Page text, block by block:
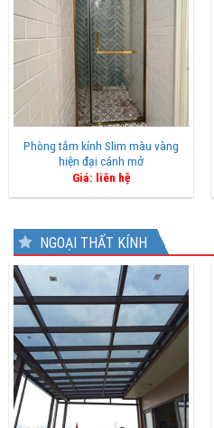
Phòng tắm kính Slim màu vàng
hiện đại cánh mở
Giá: liên hệ
NGOẠI THẤT KÍNH